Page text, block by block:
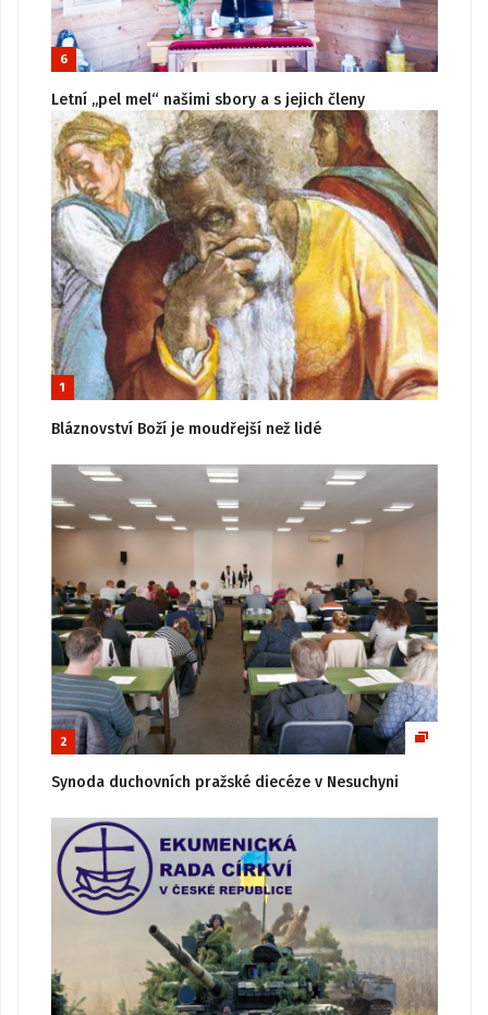
6
Letní „pel mel“ našimi sbory a s jejich členy
1
Bláznovství Boží je moudřejší než lidé
2
Synoda duchovních pražské diecéze v Nesuchyni